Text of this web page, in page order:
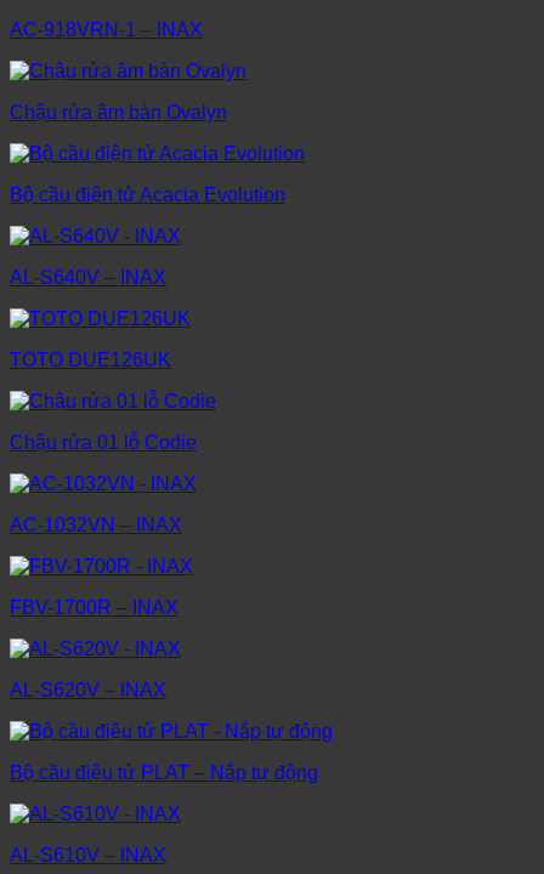
AC-918VRN-1 – INAX
Chậu rửa âm bàn Ovalyn
Bộ cầu điện tử Acacia Evolution
AL-S640V – INAX
TOTO DUE126UK
Chậu rửa 01 lỗ Codie
AC-1032VN – INAX
FBV-1700R – INAX
AL-S620V – INAX
Bộ cầu điệu tử PLAT – Nắp tự động
AL-S610V – INAX